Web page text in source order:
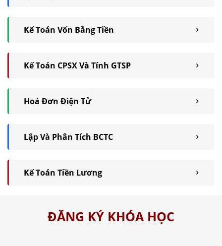
Kế Toán Vốn Bằng Tiền
Kế Toán CPSX Và Tính GTSP
Hoá Đơn Điện Tử
Lập Và Phân Tích BCTC
Kế Toán Tiền Lương
ĐĂNG KÝ KHÓA HỌC